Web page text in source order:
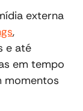
externa
,
e até
em tempo
momentos